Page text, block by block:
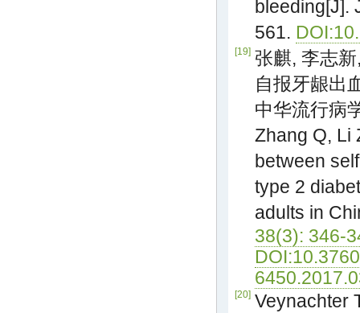
bleeding[J].
561.
[19] 张麒, 李志
自报牙龈出
中华流行病
Zhang Q, Li
between
type 2
adults in
38(3): 346-
[20] Veynachter